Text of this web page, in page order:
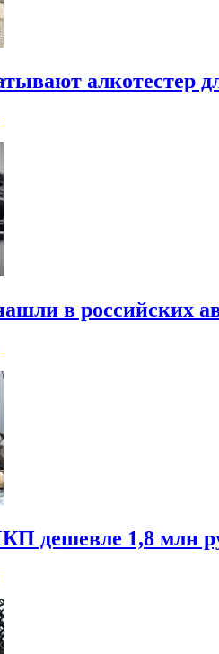
алкотестер
в российских
дешевле 1,8 млн